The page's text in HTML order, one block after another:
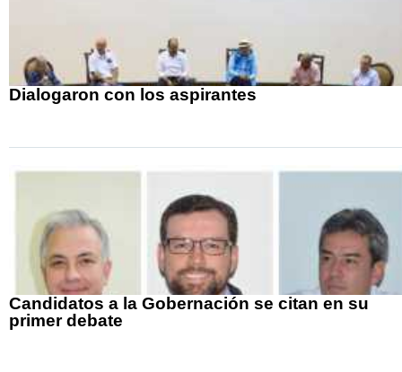
Dialogaron con los aspirantes
Candidatos a la Gobernación se citan en su
primer debate